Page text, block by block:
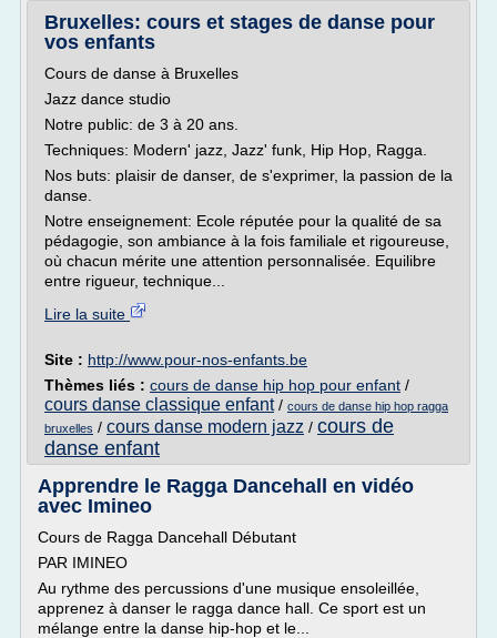
Bruxelles: cours et stages de danse pour
vos enfants
Cours de danse à Bruxelles
Jazz dance studio
Notre public: de 3 à 20 ans.
Techniques: Modern' jazz, Jazz' funk, Hip Hop, Ragga.
Nos buts: plaisir de danser, de s'exprimer, la passion de la
danse.
Notre enseignement: Ecole réputée pour la qualité de sa
pédagogie, son ambiance à la fois familiale et rigoureuse,
où chacun mérite une attention personnalisée. Equilibre
entre rigueur, technique...
Lire la suite
Site : http://www.pour-nos-enfants.be
Thèmes liés : cours de danse hip hop pour enfant /
cours danse classique enfant/ cours de danse hip hop ragga
bruxelles / cours danse modern jazz / cours de
danse enfant
Apprendre le Ragga Dancehall en vidéo
avec Imineo
Cours de Ragga Dancehall Débutant
PAR IMINEO
Au rythme des percussions d'une musique ensoleillée,
apprenez à danser le ragga dance hall. Ce sport est un
mélange entre la danse hip-hop et le...